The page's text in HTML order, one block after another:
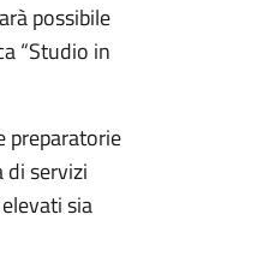
possibile
“Studio in
preparatorie
di servizi
sia